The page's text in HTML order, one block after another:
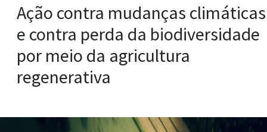
Ação contra mudanças climáticas
e contra perda da biodiversidade
por meio da agricultura
regenerativa